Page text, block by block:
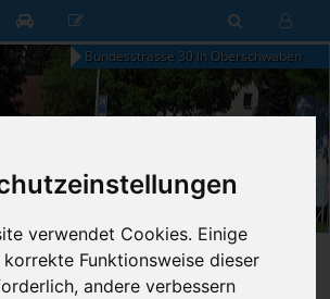
verwendet Cookies. Einige
Funktionsweise dieser
andere verbessern
Bundesstrasse 30 in Oberschwaben
21:26
»Nachrichten